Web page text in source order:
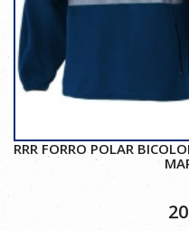
RRR FORRO POLAR